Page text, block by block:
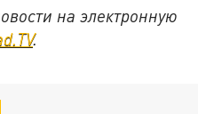
на электронную
.